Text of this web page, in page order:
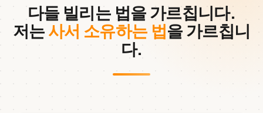
다들 빌리는 법을 가르칩니다.
저는사서 소유하는 법을 가르칩니
다.